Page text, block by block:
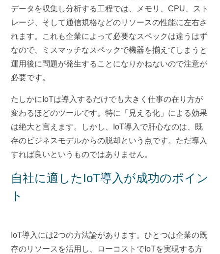
データを収集し分析する工程では、メモリ、CPU、スト
レージ、そして通信規格などのリソースの性能に左右さ
れます。これも企業によって必要なスペックは違うはず
なので、ミスマッチなスペックで機器を揃えてしまうと
運用後に問題が発生することになりかねないので注意が
必要です。
たしかにIoTは導入するだけでも大きく仕事の在り方が
変わるほどのツールです。特に「見える化」による効果
は絶大と言えます。しかし、IoT導入で肝心なのは、既
存のビジネスモデルからの脱却という点です。ただ導入
すれば良いというものではありません。
自社に適したIoT導入が成功のポイン
ト
IoT導入には2つの方法論があります。ひとつは企業の既
存のリソースを活用し、ローコストでIoTを実現する方